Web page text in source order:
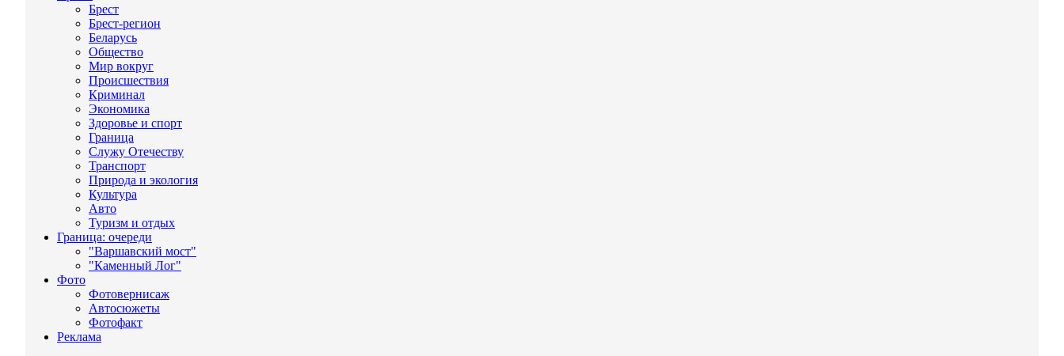
Брест
Брест-регион
Беларусь
Общество
Мир вокруг
Происшествия
Криминал
Экономика
Здоровье и спорт
Граница
Служу Отечеству
Транспорт
Природа и экология
Культура
Авто
Туризм и отдых
Граница: очереди
"Варшавский мост"
"Каменный Лог"
Фото
Фотовернисаж
Автосюжеты
Фотофакт
Реклама